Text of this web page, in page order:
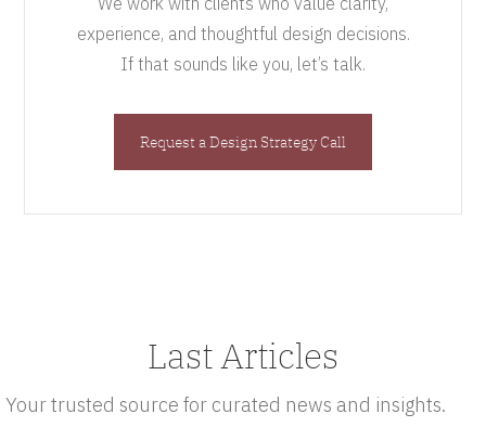
experience, and thoughtful design decisions.
If that sounds like you, let’s talk.
Request a Design Strategy Call
Last Articles
Your trusted source for curated news and insights.